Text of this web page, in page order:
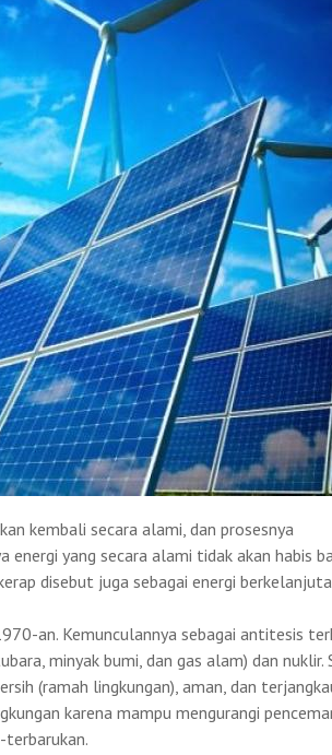
kembali secara alami, dan prosesnya
yang secara alami tidak akan habis
disebut juga sebagai energi
an. Kemunculannya sebagai antitesis
minyak bumi, dan gas alam) dan nuklir.
(ramah lingkungan), aman, dan
karena mampu mengurangi
terbarukan.